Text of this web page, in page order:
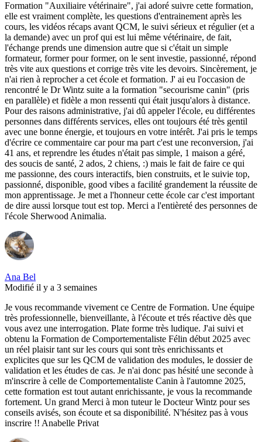
Formation "Auxiliaire vétérinaire", j'ai adoré suivre cette formation,
elle est vraiment complète, les questions d'entrainement après les
cours, les vidéos récaps avant QCM, le suivi sérieux et régulier (et a
la demande) avec un prof qui est lui même vétérinaire, de fait,
l'échange prends une dimension autre que si c'était un simple
formateur, former pour former, on le sent investie, passionné, répond
très vite aux questions et corrige très vite les devoirs. Sincèrement, je
n'ai rien à reprocher a cet école et formation. J' ai eu l'occasion de
rencontré le Dr Wintz suite a la formation "secourisme canin" (pris
en parallèle) et fidèle a mon ressenti qui était jusqu'alors à distance.
Pour des raisons administrative, j'ai dû appeler l'école, eu différentes
personnes dans différents services, elles ont toujours été très gentil
avec une bonne énergie, et toujours en votre intérêt. J'ai pris le temps
d'écrire ce commentaire car pour ma part c'est une reconversion, j'ai
41 ans, et reprendre les études n'était pas simple, 1 maison a géré,
des soucis de santé, 2 ados, 2 chiens, :) mais le fait de faire ce qui
me passionne, des cours interactifs, bien construits, et le suivie top,
passionné, disponible, good vibes a facilité grandement la réussite de
mon apprentissage. Je met a l'honneur cette école car c'est important
de dire aussi lorsque tout est top. Merci a l'entièreté des personnes de
l'école Sherwood Animalia.
Ana Bel
Modifié il y a 3 semaines
Je vous recommande vivement ce Centre de Formation. Une équipe
très professionnelle, bienveillante, à l'écoute et trés réactive dès que
vous avez une interrogation. Plate forme très ludique. J'ai suivi et
obtenu la Formation de Comportementaliste Félin début 2025 avec
un réel plaisir tant sur les cours qui sont très enrichissants et
explicites que sur les QCM de validation des modules, le dossier de
validation et les études de cas. Je n'ai donc pas hésité une seconde à
m'inscrire à celle de Comportementaliste Canin à l'automne 2025,
cette formation est tout autant enrichissante, je vous la recommande
fortement. Un grand Merci à mon tuteur le Docteur Wintz pour ses
conseils avisés, son écoute et sa disponibilité. N'hésitez pas à vous
inscrire !! Anabelle Privat